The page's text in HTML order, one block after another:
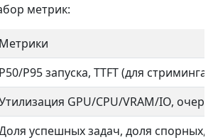
метрик:
Метрики
P50/P95 запуска, TTFT (для
GPU/CPU/VRAM/IO,
успешных задач, доля спорных,